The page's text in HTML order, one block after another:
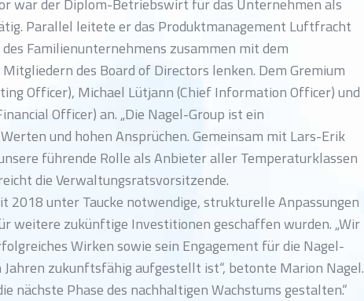
war der Diplom-Betriebswirt für das Unternehmen als
Parallel leitete er das Produktmanagement Luftfracht
Familienunternehmens zusammen mit dem
des Board of Directors lenken. Dem Gremium
Officer), Michael Lütjann (Chief Information Officer) und
Officer) an. „Die Nagel-Group ist ein
und hohen Ansprüchen. Gemeinsam mit Lars-Erik
führende Rolle als Anbieter aller Temperaturklassen
die Verwaltungsratsvorsitzende.
2018 unter Taucke notwendige, strukturelle Anpassungen
weitere zukünftige Investitionen geschaffen wurden. „Wir
Wirken sowie sein Engagement für die Nagel-
zukunftsfähig aufgestellt ist“, betonte Marion Nagel.
nächste Phase des nachhaltigen Wachstums gestalten.“